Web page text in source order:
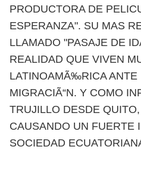
PRODUCTORA DE
ESPERANZA". SU MAS
LLAMADO "PASAJE DE
REALIDAD QUE VIVEN
LATINOAMÃ‰RICA ANTE
MIGRACIÃ“N. Y COMO
TRUJILLO DESDE
CAUSANDO UN FUERTE
SOCIEDAD